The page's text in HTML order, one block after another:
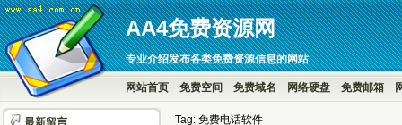
AA4免费资源网
专业介绍发布各类免费资源信息的网站
网站首页 免费空间 免费域名 网络硬盘 免费邮箱
Tag: 免费电话软件
最新留言